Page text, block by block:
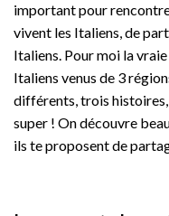
important pour
vivent les Italiens, de
Italiens. Pour moi la
Italiens venus de 3
différents, trois histoires,
super ! On découvre
ils te proposent de